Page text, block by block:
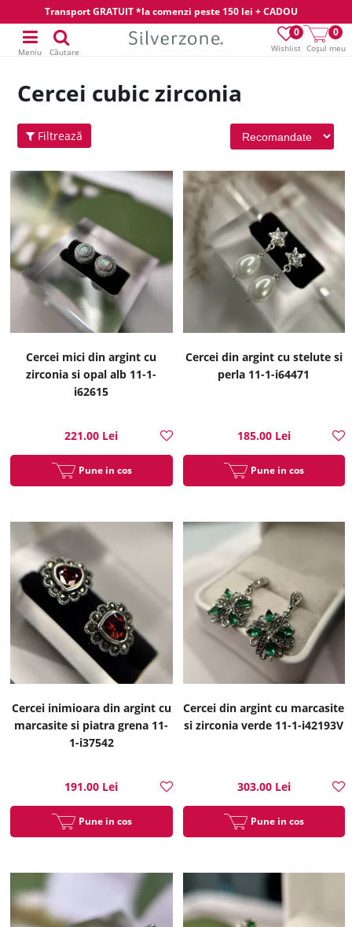
Transport GRATUIT *la comenzi peste 150 lei + CADOU
Wishlist
0
Coșul meu
0
Meniu Căutare
Cercei cubic zirconia
Filtrează
Cercei mici din argint cu
zirconia si opal alb 11-1-
i62615
221.00 Lei
Pune in cos
Cercei din argint cu stelute si
perla 11-1-i64471
185.00 Lei
Pune in cos
Cercei inimioara din argint cu
marcasite si piatra grena 11-
1-i37542
191.00 Lei
Pune in cos
Cercei din argint cu marcasite
si zirconia verde 11-1-i42193V
303.00 Lei
Pune in cos